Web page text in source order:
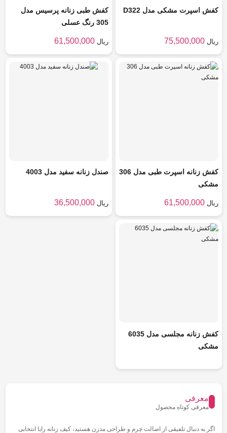
کفش اسپرت مشکی مدل D322
75,500,000 ریال
کفش طبی زنانه پرسیس مدل
305 رنگ عسلی
61,500,000 ریال
کفش زنانه اسپرت طبی مدل 306
مشکی
61,500,000 ریال
صندل زنانه سفید مدل 4003
36,500,000 ریال
کفش زنانه مجلسی مدل 6035
مشکی
معرفی
معرفی کوتاه محصول
اگر به دنبال تلفیقی از اصالت چرم و طراحی مدرن هستید، کیف زنانه رایا انتخابی